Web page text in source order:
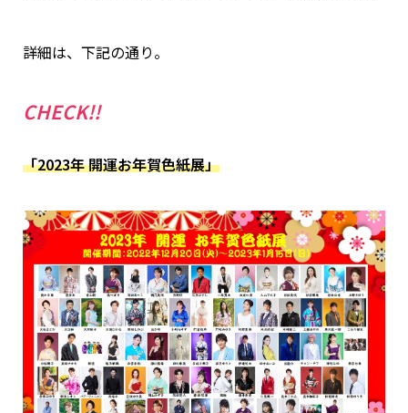
詳細は、下記の通り。
CHECK!!
「2023年 開運お年賀色紙展」